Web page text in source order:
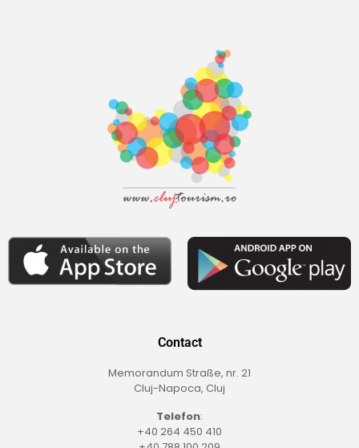
Contact
Memorandum Straße, nr. 21
Cluj-Napoca, Cluj
Telefon:
+40 264 450 410